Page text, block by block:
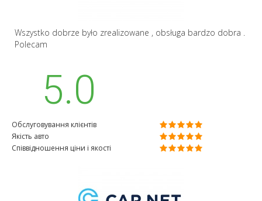
Wszystko dobrze było zrealizowane , obsługa bardzo dobra .
Polecam
5.0
Обслуговування клієнтів
Якість авто
Співвідношення ціни і якості